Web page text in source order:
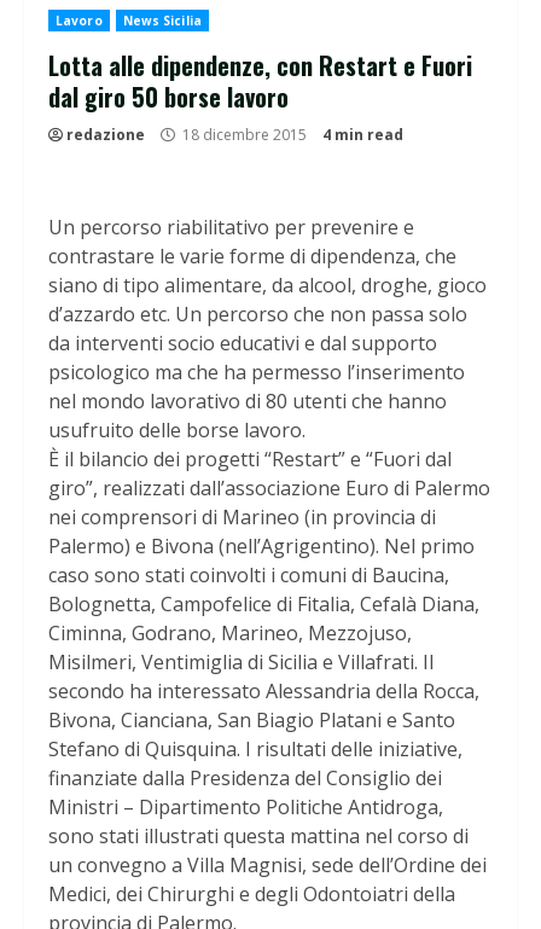
Lavoro News Sicilia
Lotta alle dipendenze, con Restart e Fuori
dal giro 50 borse lavoro
redazione 18 dicembre 2015 4 min read
Un percorso riabilitativo per prevenire e
contrastare le varie forme di dipendenza, che
siano di tipo alimentare, da alcool, droghe, gioco
d’azzardo etc. Un percorso che non passa solo
da interventi socio educativi e dal supporto
psicologico ma che ha permesso l’inserimento
nel mondo lavorativo di 80 utenti che hanno
usufruito delle borse lavoro.
È il bilancio dei progetti “Restart” e “Fuori dal
giro”, realizzati dall’associazione Euro di Palermo
nei comprensori di Marineo (in provincia di
Palermo) e Bivona (nell’Agrigentino). Nel primo
caso sono stati coinvolti i comuni di Baucina,
Bolognetta, Campofelice di Fitalia, Cefalà Diana,
Ciminna, Godrano, Marineo, Mezzojuso,
Misilmeri, Ventimiglia di Sicilia e Villafrati. Il
secondo ha interessato Alessandria della Rocca,
Bivona, Cianciana, San Biagio Platani e Santo
Stefano di Quisquina. I risultati delle iniziative,
finanziate dalla Presidenza del Consiglio dei
Ministri – Dipartimento Politiche Antidroga,
sono stati illustrati questa mattina nel corso di
un convegno a Villa Magnisi, sede dell’Ordine dei
Medici, dei Chirurghi e degli Odontoiatri della
provincia di Palermo.